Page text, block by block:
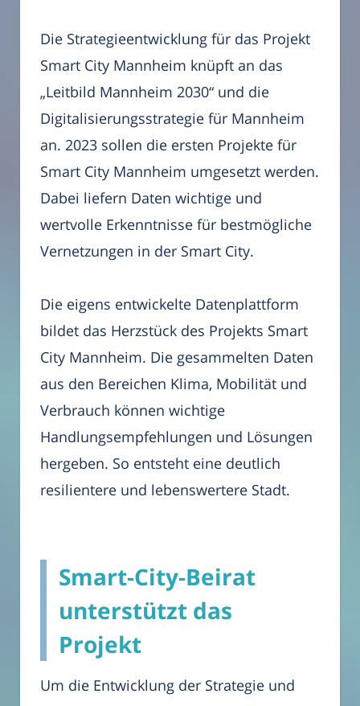
Die Strategieentwicklung für das Projekt
Smart City Mannheim knüpft an das
„Leitbild Mannheim 2030“ und die
Digitalisierungsstrategie für Mannheim
an. 2023 sollen die ersten Projekte für
Smart City Mannheim umgesetzt werden.
Dabei liefern Daten wichtige und
wertvolle Erkenntnisse für bestmögliche
Vernetzungen in der Smart City.
Die eigens entwickelte Datenplattform
bildet das Herzstück des Projekts Smart
City Mannheim. Die gesammelten Daten
aus den Bereichen Klima, Mobilität und
Verbrauch können wichtige
Handlungsempfehlungen und Lösungen
hergeben. So entsteht eine deutlich
resilientere und lebenswertere Stadt.
Smart-City-Beirat
unterstützt das
Projekt
Um die Entwicklung der Strategie und